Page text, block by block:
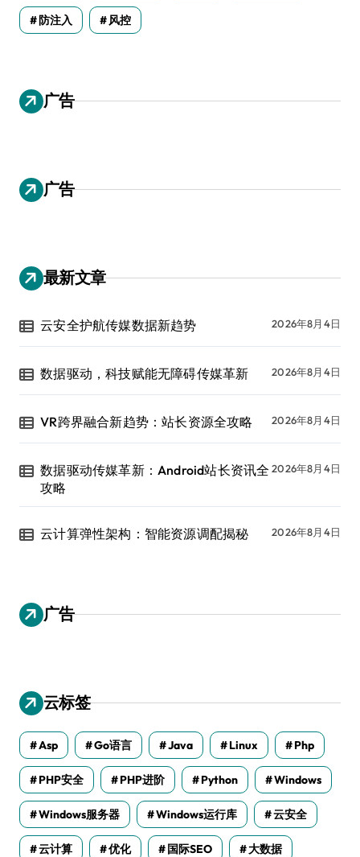
防注入 风控
广告
广告
最新文章
云安全护航传媒数据新趋势 2026年8月4日
数据驱动，科技赋能无障碍传媒革新 2026年8月4日
VR跨界融合新趋势：站长资源全攻略 2026年8月4日
数据驱动传媒革新：Android站长资讯全
攻略
2026年8月4日
云计算弹性架构：智能资源调配揭秘 2026年8月4日
广告
云标签
Asp Go语言 Java Linux Php
PHP安全 PHP进阶 Python Windows
Windows服务器 Windows运行库 云安全
云计算 优化 国际SEO 大数据